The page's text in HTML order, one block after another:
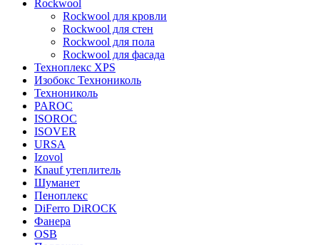
Rockwool
Rockwool для кровли
Rockwool для стен
Rockwool для пола
Rockwool для фасада
Техноплекс XPS
Изобокс Технониколь
Технониколь
PAROC
ISOROC
ISOVER
URSA
Izovol
Knauf утеплитель
Шуманет
Пеноплекс
DiFerro DiROCK
Фанера
OSB